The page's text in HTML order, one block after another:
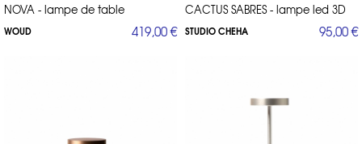
NOVA - lampe de table
WOUD 419,00 €
CACTUS SABRES - lampe led 3D
STUDIO CHEHA 95,00 €